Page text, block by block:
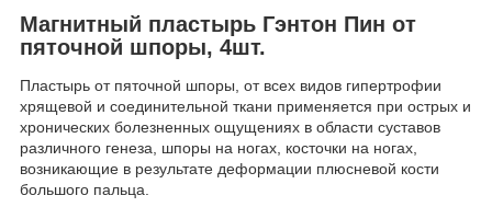
Магнитный пластырь Гэнтон Пин от
пяточной шпоры, 4шт.
Пластырь от пяточной шпоры, от всех видов гипертрофии
хрящевой и соединительной ткани применяется при острых и
хронических болезненных ощущениях в области суставов
различного генеза, шпоры на ногах, косточки на ногах,
возникающие в результате деформации плюсневой кости
большого пальца.